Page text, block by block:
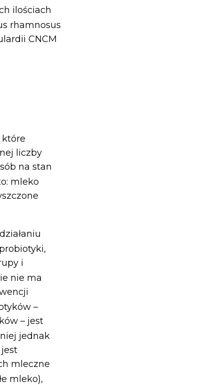
ilościach
rhamnosus
CNCM
które
liczby
na stan
mleko
i
nie ma
–
– jest
jednak
mleczne
mleko),